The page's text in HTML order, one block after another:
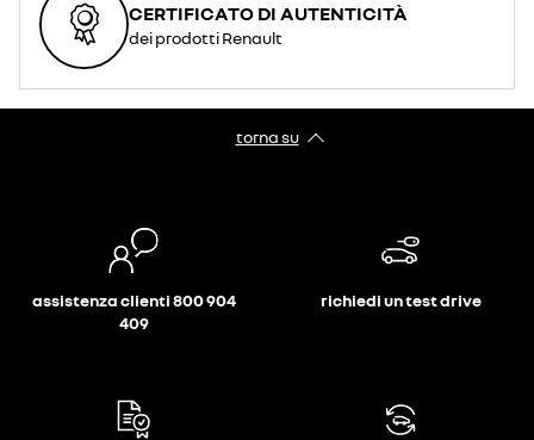
CERTIFICATO DI AUTENTICITÀ
dei prodotti Renault
torna su
assistenza clienti 800 904
409
richiedi un test drive